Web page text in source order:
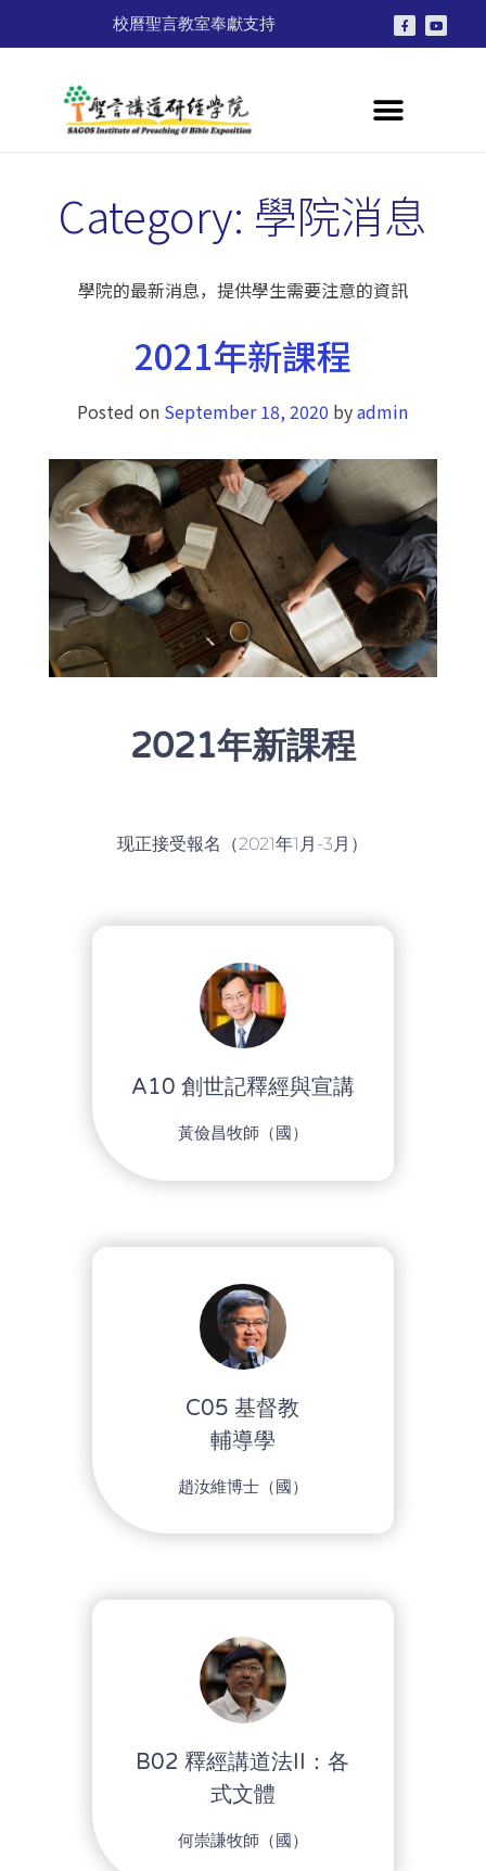
校曆聖言教室奉獻支持
Category: 學院消息
學院的最新消息，提供學生需要注意的資訊
2021年新課程
Posted on September 18, 2020 byadmin
2021年新課程
现正接受報名（2021年1月-3月）
A10 創世記釋經與宣講
黃儉昌牧師（國）
C05 基督教
輔導學
趙汝維博士（國）
B02 釋經講道法II：各
式文體
何崇謙牧師（國）